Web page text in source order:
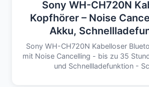
Sony WH-CH720N
Kopfhörer – Noise
Akku,
Sony WH-CH720N Kabelloser
mit Noise Cancelling - bis zu 35
und Schnellladefunktion -